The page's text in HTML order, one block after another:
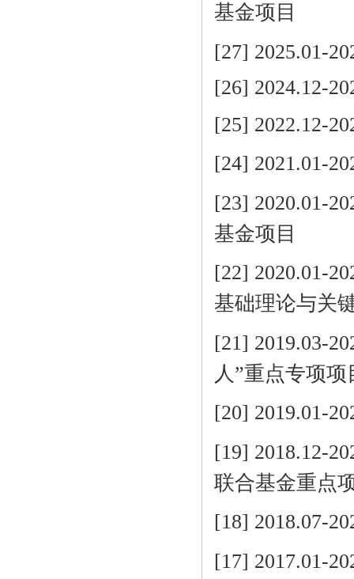
基金项目
[27] 2025.01-
[26] 2024.12-
[25] 2022.12-
[24] 2021.01-
[23] 2020.01-
基金项目
[22] 2020.01-
基础理论与关
[21] 2019.03-
人”重点专项项
[20] 2019.01-
[19] 2018.12-
联合基金重点
[18] 2018.07-
[17] 2017.01-